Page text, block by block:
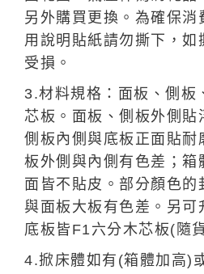
另外購買更換。為確保消
用說明貼紙請勿撕下，如
受損。
3.材料規格：面板、側板
芯板。面板、側板外側貼
側板內側與底板正面貼耐
板外側與內側有色差；箱
面皆不貼皮。部分顏色的
與面板大板有色差。另可
底板皆F1六分木芯板(隨
4.掀床體如有(箱體加高)